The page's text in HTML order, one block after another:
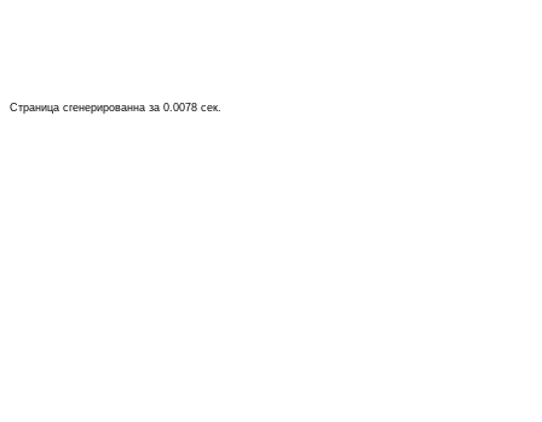
Страница сгенерированна за 0.0078 сек.